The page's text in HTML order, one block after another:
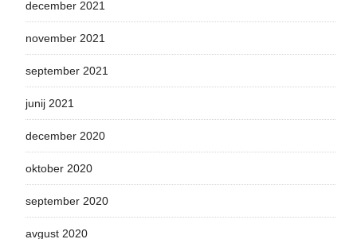
december 2021
november 2021
september 2021
junij 2021
december 2020
oktober 2020
september 2020
avgust 2020